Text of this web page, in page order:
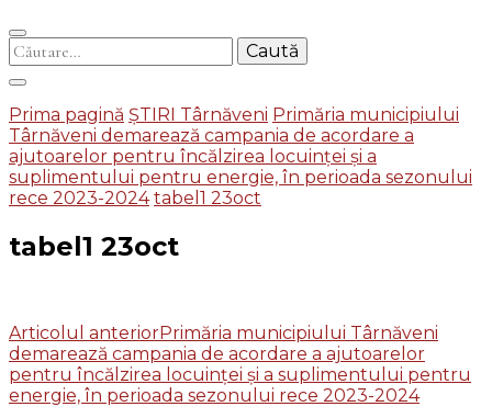
Caută
după:
Prima pagină ȘTIRI Târnăveni Primăria municipiului
Târnăveni demarează campania de acordare a
ajutoarelor pentru încălzirea locuinţei şi a
suplimentului pentru energie, în perioada sezonului
rece 2023-2024 tabel1 23oct
tabel1 23oct
Navigare
în
articole
Articolul anteriorPrimăria municipiului Târnăveni
demarează campania de acordare a ajutoarelor
pentru încălzirea locuinţei şi a suplimentului pentru
energie, în perioada sezonului rece 2023-2024